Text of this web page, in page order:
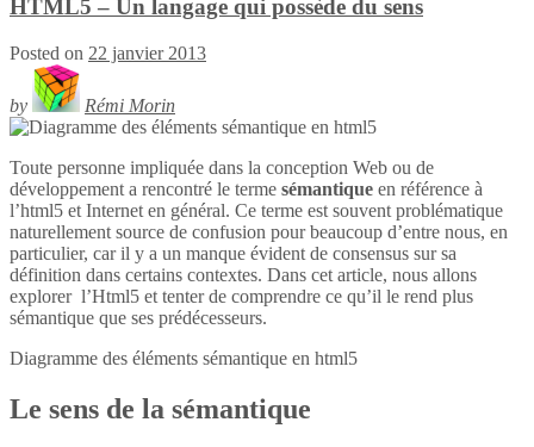
HTML5 – Un langage qui possède du sens
Posted on 22 janvier 2013
by Rémi Morin
Toute personne impliquée dans la conception Web ou de
développement a rencontré le terme sémantique en référence à
l’html5 et Internet en général. Ce terme est souvent problématique
naturellement source de confusion pour beaucoup d’entre nous, en
particulier, car il y a un manque évident de consensus sur sa
définition dans certains contextes. Dans cet article, nous allons
explorer l’Html5 et tenter de comprendre ce qu’il le rend plus
sémantique que ses prédécesseurs.
Diagramme des éléments sémantique en html5
Le sens de la sémantique